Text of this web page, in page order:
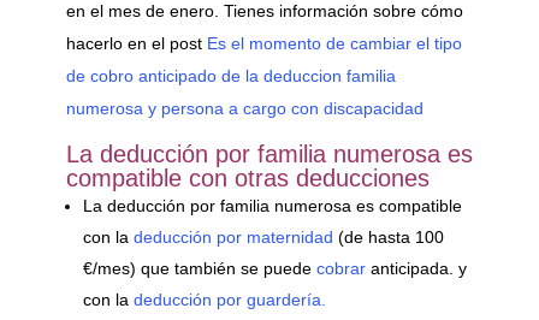
en el mes de enero. Tienes información sobre cómo
hacerlo en el post Es el momento de cambiar el tipo
de cobro anticipado de la deduccion familia
numerosa y persona a cargo con discapacidad
La deducción por familia numerosa es
compatible con otras deducciones
La deducción por familia numerosa es compatible
con la deducción por maternidad (de hasta 100
€/mes) que también se puede cobraranticipada. y
con la deducción por guardería.